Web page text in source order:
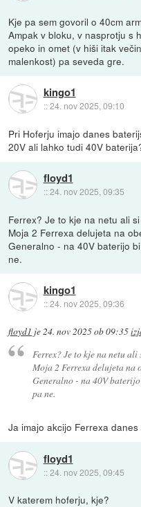
Kje pa sem govoril o 40cm
Ampak v bloku, v nasprotju s
opeko in omet (v hiši itak
malenkost) pa seveda gre.
kingo1
::24. nov 2025, 09:10
Pri Hoferju imajo danes
20V ali lahko tudi 40V
floyd1
::24. nov 2025, 09:35
Ferrex? Je to kje na netu ali
Moja 2 Ferrexa delujeta na
Generalno - na 40V baterijo
ne.
kingo1
::24. nov 2025, 09:36
floyd1 je24. nov 2025 ob 09:35
Ferrex? Je to kje na netu
Moja 2 Ferrexa delujeta na
Generalno - na 40V
pa ne.
Ja imajo akcijo Ferrexa
floyd1
::24. nov 2025, 09:45
V katerem hoferju, kje?